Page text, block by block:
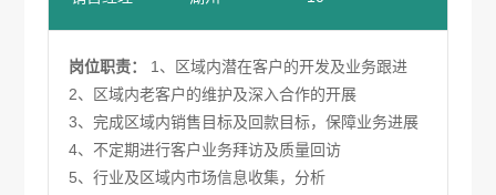
岗位职责：
1、区域内潜在客户的开发及业务跟进
2、区域内老客户的维护及深入合作的开展
3、完成区域内销售目标及回款目标，保障业务进展
4、不定期进行客户业务拜访及质量回访
5、行业及区域内市场信息收集，分析